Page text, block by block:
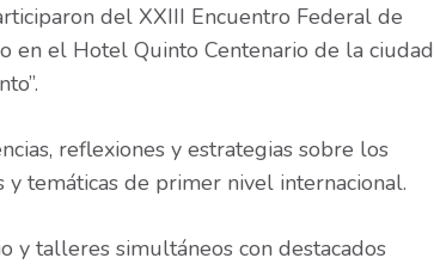
del XXIII Encuentro Federal de
en el Hotel Quinto Centenario de la ciudad
reflexiones y estrategias sobre los
y temáticas de primer nivel internacional.
y talleres simultáneos con destacados